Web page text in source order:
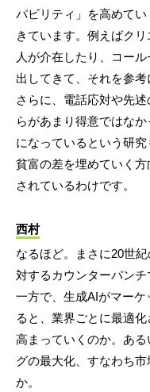
パビリティ」を高めて
きています。例えばク
人が介在したり、コー
出してきて、それを参考
さらに、電話応対や先
らがあまり得意ではな
になっているという研
貧富の差を埋めていく
されているわけです。
西村
なるほど。まさに20世
対するカウンターパンチ
一方で、生成AIがマーケ
ると、業界ごとに最適
高まっていくのか。あ
グの最大化、すなわち
か。